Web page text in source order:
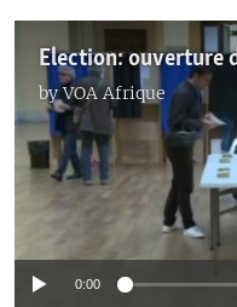
byVOA Afrique
No media
0:00